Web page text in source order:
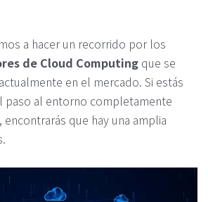
a hacer un recorrido por los
de Cloud Computing que se
en el mercado. Si estás
paso al entorno completamente
que hay una amplia